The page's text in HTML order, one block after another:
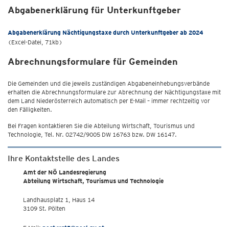
Abgabenerklärung für Unterkunftgeber
Abgabenerklärung Nächtigungstaxe durch Unterkunftgeber ab 2024
(Excel-Datei, 71kb)
Abrechnungsformulare für Gemeinden
Die Gemeinden und die jeweils zuständigen Abgabeneinhebungsverbände
erhalten die Abrechnungsformulare zur Abrechnung der Nächtigungstaxe mit
dem Land Niederösterreich automatisch per E-Mail – immer rechtzeitig vor
den Fälligkeiten.
Bei Fragen kontaktieren Sie die Abteilung Wirtschaft, Tourismus und
Technologie, Tel. Nr. 02742/9005 DW 16763 bzw. DW 16147.
Ihre Kontaktstelle des Landes
Amt der NÖ Landesregierung
Abteilung Wirtschaft, Tourismus und Technologie
Landhausplatz 1, Haus 14
3109 St. Pölten